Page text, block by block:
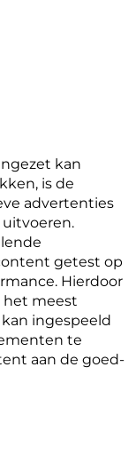
kan
is de
advertenties
uitvoeren.
getest op
Hierdoor
meest
ingespeeld
te
aan de goed-